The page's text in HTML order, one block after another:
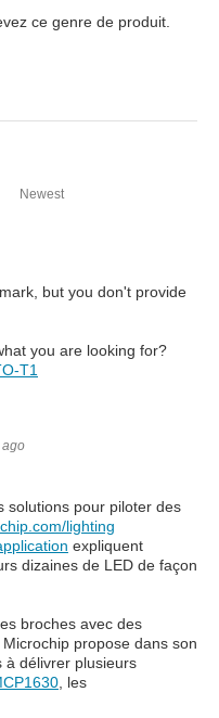
ce genre de produit.
Newest
but you don't provide
you are looking for?
T1
ago
solutions pour piloter des
lighting
expliquent
dizaines de LED de façon
broches avec des
propose dans son
à délivrer plusieurs
, les